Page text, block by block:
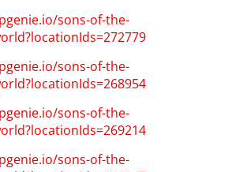
sons-of-the-
sons-of-the-
sons-of-the-
sons-of-the-